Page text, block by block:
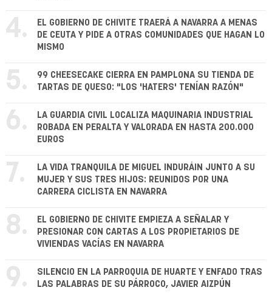
4.
EL GOBIERNO DE CHIVITE TRAERÁ A NAVARRA A MENAS
DE CEUTA Y PIDE A OTRAS COMUNIDADES QUE HAGAN LO
MISMO
5.
99 CHEESECAKE CIERRA EN PAMPLONA SU TIENDA DE
TARTAS DE QUESO: "LOS 'HATERS' TENÍAN RAZÓN"
6.
LA GUARDIA CIVIL LOCALIZA MAQUINARIA INDUSTRIAL
ROBADA EN PERALTA Y VALORADA EN HASTA 200.000
EUROS
7.
LA VIDA TRANQUILA DE MIGUEL INDURÁIN JUNTO A SU
MUJER Y SUS TRES HIJOS: REUNIDOS POR UNA
CARRERA CICLISTA EN NAVARRA
8.
EL GOBIERNO DE CHIVITE EMPIEZA A SEÑALAR Y
PRESIONAR CON CARTAS A LOS PROPIETARIOS DE
VIVIENDAS VACÍAS EN NAVARRA
9.
SILENCIO EN LA PARROQUIA DE HUARTE Y ENFADO TRAS
LAS PALABRAS DE SU PÁRROCO, JAVIER AIZPÚN